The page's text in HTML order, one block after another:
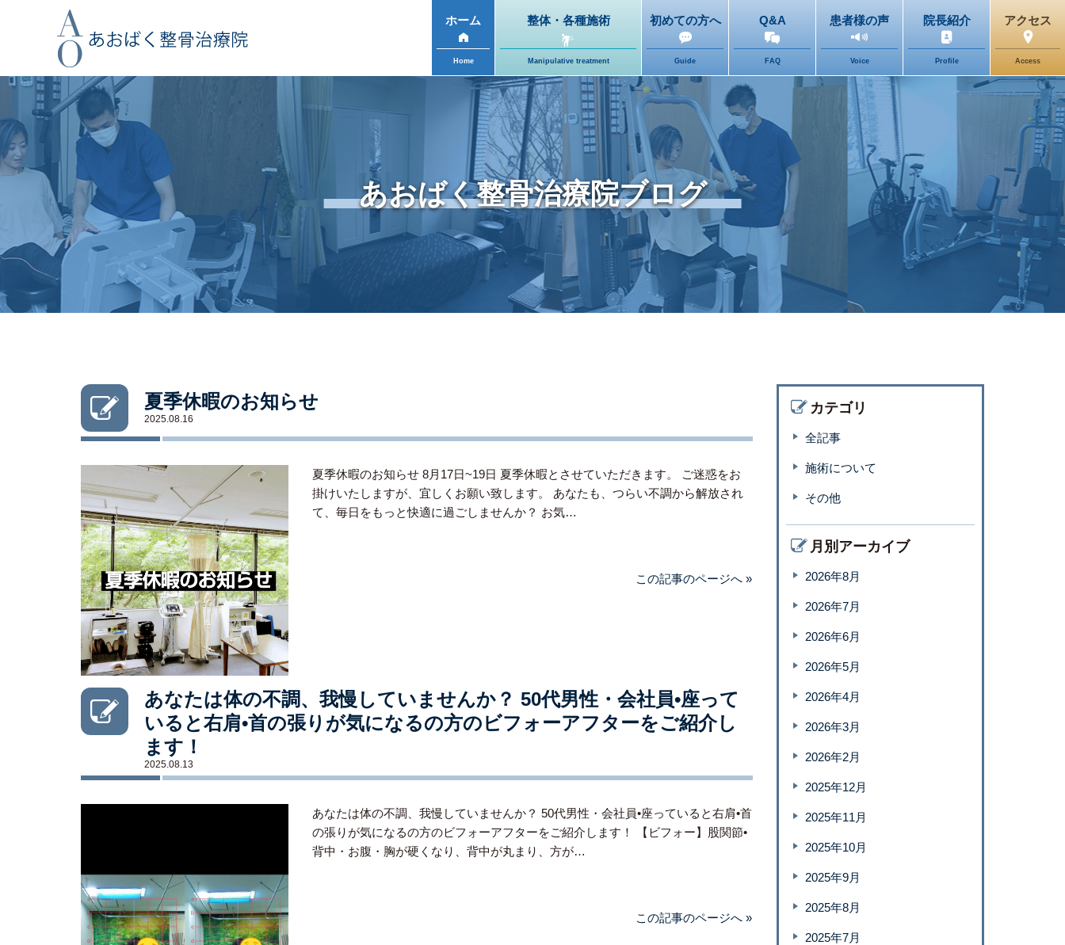
ホーム
Home
整体・各種施術
Manipulative treatment
初めての方へ
Guide
Q&A
FAQ
患者様の声
Voice
院長紹介
Profile
アクセス
Access
あおばく整骨治療院ブログ
夏季休暇のお知らせ
2025.08.16
夏季休暇のお知らせ 8月17日~19日 夏季休暇とさせていただきます。 ご迷惑をお
掛けいたしますが、宜しくお願い致します。 あなたも、つらい不調から解放され
て、毎日をもっと快適に過ごしませんか？ お気…
この記事のページへ »
あなたは体の不調、我慢していませんか？ 50代男性・会社員•座って
いると右肩•首の張りが気になるの方のビフォーアフターをご紹介し
ます！
2025.08.13
あなたは体の不調、我慢していませんか？ 50代男性・会社員•座っていると右肩•首
の張りが気になるの方のビフォーアフターをご紹介します！ 【ビフォー】股関節•
背中・お腹・胸が硬くなり、背中が丸まり、方が…
この記事のページへ »
カテゴリ
全記事
施術について
その他
月別アーカイブ
2026年8月
2026年7月
2026年6月
2026年5月
2026年4月
2026年3月
2026年2月
2025年12月
2025年11月
2025年10月
2025年9月
2025年8月
2025年7月